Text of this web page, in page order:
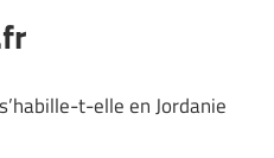
t-elle en Jordanie